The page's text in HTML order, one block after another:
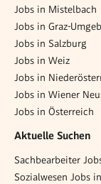
Jobs in Mistelbach
Jobs in Graz-
Jobs in Salzburg
Jobs in Weiz
Jobs in
Jobs in Wiener
Jobs in Österreich
Aktuelle Suchen
Sachbearbeiter
Sozialwesen Jobs